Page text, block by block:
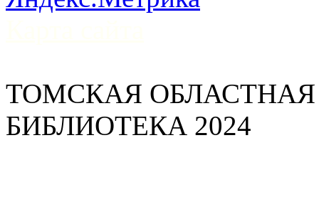
ТОМСКАЯ
БИБЛИОТЕКА 2024